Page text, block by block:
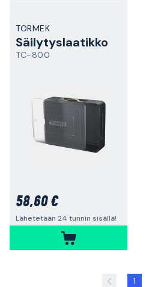
TORMEK
Säilytyslaatikko
TC-800
58,60 €
Lähetetään 24 tunnin sisällä!
1